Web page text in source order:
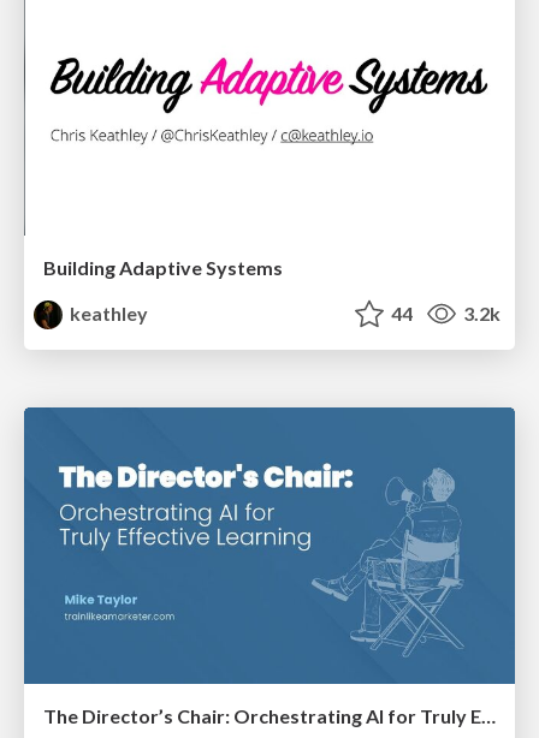
Building Adaptive Systems
keathley
44 3.2k